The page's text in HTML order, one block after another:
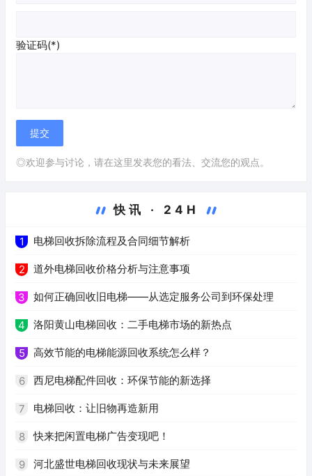
验证码(*)
◎欢迎参与讨论，请在这里发表您的看法、交流您的观点。
快讯 · 24H
1 电梯回收拆除流程及合同细节解析
2 道外电梯回收价格分析与注意事项
3 如何正确回收旧电梯——从选定服务公司到环保处理
4 洛阳黄山电梯回收：二手电梯市场的新热点
5 高效节能的电梯能源回收系统怎么样？
6 西尼电梯配件回收：环保节能的新选择
7 电梯回收：让旧物再造新用
8 快来把闲置电梯广告变现吧！
9 河北盛世电梯回收现状与未来展望